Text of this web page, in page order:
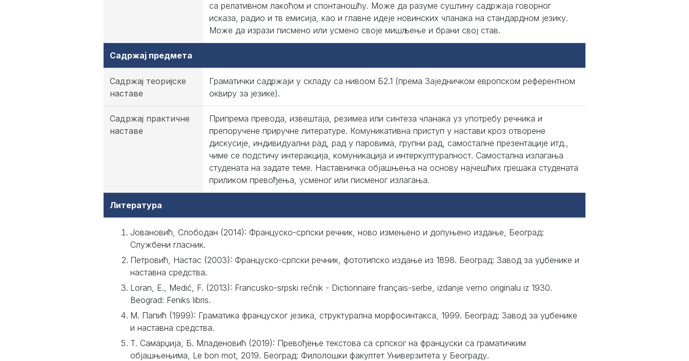
са релативном лакоћом и спонтаношћу. Може да разуме суштину садржаја говорног
исказа, радио и тв емисија, као и главне идеје новинских чланака на стандардном језику.
Може да изрази писмено или усмено своје мишљење и брани свој став.
Садржај предмета
Садржај теоријске
наставе
Граматички садржаји у складу са нивоом Б2.1 (према Заједничком европском референтном
оквиру за језике).
Садржај практичне
наставе
Припрема превода, извештаја, резимеа или синтеза чланака уз употребу речника и
препоручене приручне литературе. Комуникативна приступ у настави кроз отворене
дискусије, индивидуални рад, рад у паровима, групни рад, самосталне презентације итд.,
чиме се подстичу интеракција, комуникација и интеркултуралност. Самостална излагања
студената на задате теме. Наставничка објашњења на основу најчешћих грешака студената
приликом превођења, усменог или писменог излагања.
Литература
Joвановић, Слободан (2014): Француско-српски речник, ново измењено и допуњено издање, Београд:
Службени гласник.
Петровић, Настас (2003): Француско-српски речник, фототипско издање из 1898. Београд: Завод за уџбенике и
наставна средства.
Loran, E., Medić, F. (2013): Francusko-srpski rečnik - Dictionnaire français-serbe, izdanje verno originalu iz 1930.
Beograd: Feniks libris.
М. Папић (1999): Граматика француског језика, структурална морфосинтакса, 1999. Београд: Завод за уџбенике
и наставна средства.
Т. Самарџија, Б. Младеновић (2019): Превођење текстова са српског на француски са граматичким
објашњењима, Le bon mot, 2019. Београд: Филолошки факултет Универзитета у Београду.